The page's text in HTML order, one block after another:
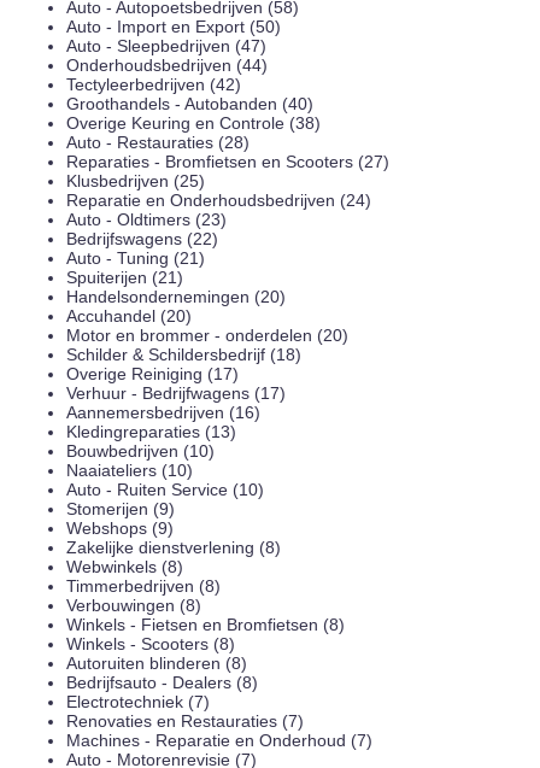
Auto - Autopoetsbedrijven (58)
Auto - Import en Export (50)
Auto - Sleepbedrijven (47)
Onderhoudsbedrijven (44)
Tectyleerbedrijven (42)
Groothandels - Autobanden (40)
Overige Keuring en Controle (38)
Auto - Restauraties (28)
Reparaties - Bromfietsen en Scooters (27)
Klusbedrijven (25)
Reparatie en Onderhoudsbedrijven (24)
Auto - Oldtimers (23)
Bedrijfswagens (22)
Auto - Tuning (21)
Spuiterijen (21)
Handelsondernemingen (20)
Accuhandel (20)
Motor en brommer - onderdelen (20)
Schilder & Schildersbedrijf (18)
Overige Reiniging (17)
Verhuur - Bedrijfwagens (17)
Aannemersbedrijven (16)
Kledingreparaties (13)
Bouwbedrijven (10)
Naaiateliers (10)
Auto - Ruiten Service (10)
Stomerijen (9)
Webshops (9)
Zakelijke dienstverlening (8)
Webwinkels (8)
Timmerbedrijven (8)
Verbouwingen (8)
Winkels - Fietsen en Bromfietsen (8)
Winkels - Scooters (8)
Autoruiten blinderen (8)
Bedrijfsauto - Dealers (8)
Electrotechniek (7)
Renovaties en Restauraties (7)
Machines - Reparatie en Onderhoud (7)
Auto - Motorenrevisie (7)